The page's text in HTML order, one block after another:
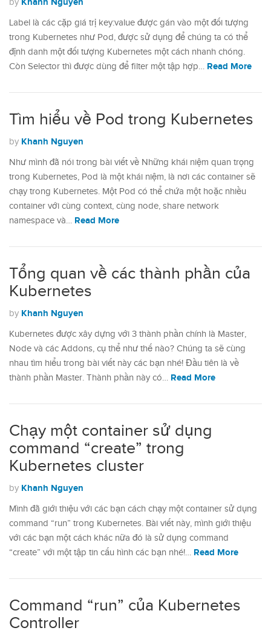
Label là các cặp giá trị key:value được gán vào một đối tượng
trong Kubernetes như Pod, được sử dụng để chúng ta có thể
định danh một đối tượng Kubernetes một cách nhanh chóng.
Còn Selector thì được dùng để filter một tập hợp… Read More
Tìm hiểu về Pod trong Kubernetes
by Khanh Nguyen
Như mình đã nói trong bài viết về Những khái niệm quan trọng
trong Kubernetes, Pod là một khái niệm, là nơi các container sẽ
chạy trong Kubernetes. Một Pod có thể chứa một hoặc nhiều
container với cùng context, cùng node, share network
namespace và… Read More
Tổng quan về các thành phần của
Kubernetes
by Khanh Nguyen
Kubernetes được xây dựng với 3 thành phần chính là Master,
Node và các Addons, cụ thể như thế nào? Chúng ta sẽ cùng
nhau tìm hiểu trong bài viết này các bạn nhé! Đầu tiên là về
thành phần Master. Thành phần này có… Read More
Chạy một container sử dụng
command “create” trong
Kubernetes cluster
by Khanh Nguyen
Mình đã giới thiệu với các bạn cách chạy một container sử dụng
command “run” trong Kubernetes. Bài viết này, mình giới thiệu
với các bạn một cách khác nữa đó là sử dụng command
“create” với một tập tin cấu hình các bạn nhé!… Read More
Command “run” của Kubernetes
Controller